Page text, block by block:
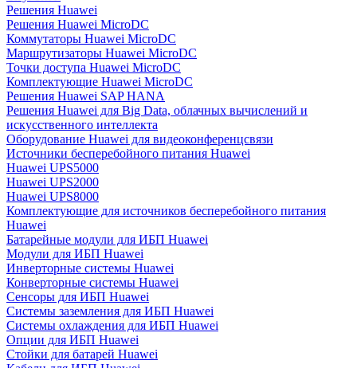
Решения Huawei
Решения Huawei MicroDC
Коммутаторы Huawei MicroDC
Маршрутизаторы Huawei MicroDC
Точки доступа Huawei MicroDC
Комплектующие Huawei MicroDC
Решения Huawei SAP HANA
Решения Huawei для Big Data, облачных вычислений и
искусственного интеллекта
Оборудование Huawei для видеоконференцсвязи
Источники бесперебойного питания Huawei
Huawei UPS5000
Huawei UPS2000
Huawei UPS8000
Комплектующие для источников бесперебойного питания
Huawei
Батарейные модули для ИБП Huawei
Модули для ИБП Huawei
Инверторные системы Huawei
Конверторные системы Huawei
Сенсоры для ИБП Huawei
Системы заземления для ИБП Huawei
Системы охлаждения для ИБП Huawei
Опции для ИБП Huawei
Стойки для батарей Huawei